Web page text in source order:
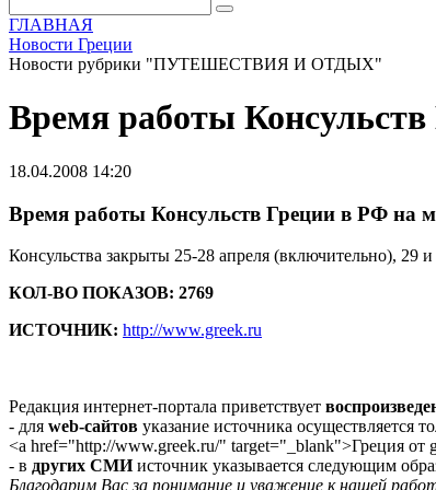
ГЛАВНАЯ
Новости Греции
Новости рубрики "ПУТЕШЕСТВИЯ И ОТДЫХ"
Время работы
18.04.2008 14:20
Время работы Консульств Греции в РФ на
Консульства закрыты 25-28 апреля (включительно), 29
КОЛ-ВО ПОКАЗОВ: 2769
ИСТОЧНИК: http://www.greek.ru
Редакция интернет-портала приветствует
- для web-сайтов указание источника осуществляется
<a href="http://www.greek.ru/" target="_blank">Греция от
- в других СМИисточник указывается следующим
Благодарим Вас за понимание и уважение к нашей